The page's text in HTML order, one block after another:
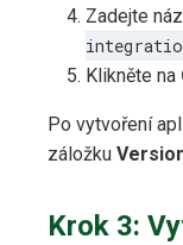
Zadejte
Klikněte na
Po vytvoření
záložku
Krok 3: